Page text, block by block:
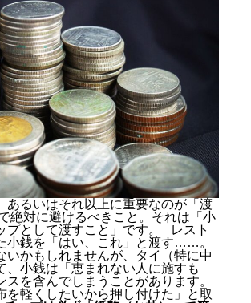
あるいはそれ以上に重要なのが「渡
絶対に避けるべきこと。それは「小
プとして渡すこと」です。 レスト
小銭を「はい、これ」と渡す……。
いかもしれませんが、タイ（特に中
、小銭は「恵まれない人に施すも
スを含んでしまうことがあります。
を軽くしたいから押し付けた」と取